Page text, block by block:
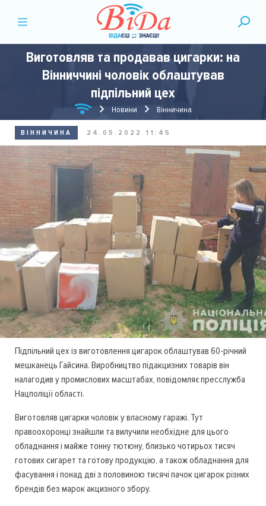
Виготовляв та продавав цигарки: на
Вінниччині чоловік облаштував
підпільний цех
Новини Вінничина
ВІННИЧИНА 24.05.2022 11:45
Підпільний цех із виготовлення цигарок облаштував 60-річний
мешканець Гайсина. Виробництво підакцизних товарів він
налагодив у промислових масштабах, повідомляє пресслужба
Нацполіції області.
Виготовляв цигарки чоловік у власному гаражі. Тут
правоохоронці знайшли та вилучили необхідне для цього
обладнання і майже тонну тютюну, близько чотирьох тисяч
готових сигарет та готову продукцію, а також обладнання для
фасування і понад дві з половиною тисячі пачок цигарок різних
брендів без марок акцизного збору.